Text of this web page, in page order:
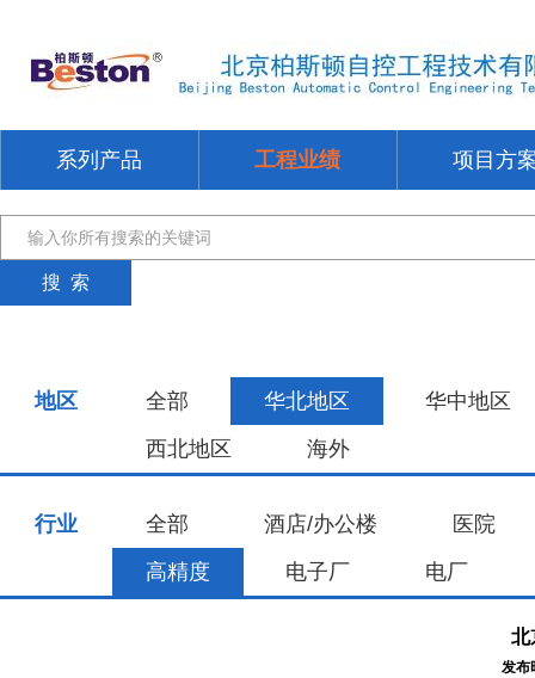
系列产品 工程业绩 项目方
地区 全部 华北地区
华中地区
西北地区
海外
行业 全部 酒店/办公楼
医院
高精度
电子厂 电厂
北
发布